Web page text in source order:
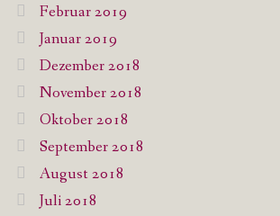
Februar 2019
Januar 2019
Dezember 2018
November 2018
Oktober 2018
September 2018
August 2018
Juli 2018